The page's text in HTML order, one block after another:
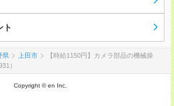
ト
県 上田市
【時給1150円】カメラ部品の機械操
）
Copyright © en Inc.